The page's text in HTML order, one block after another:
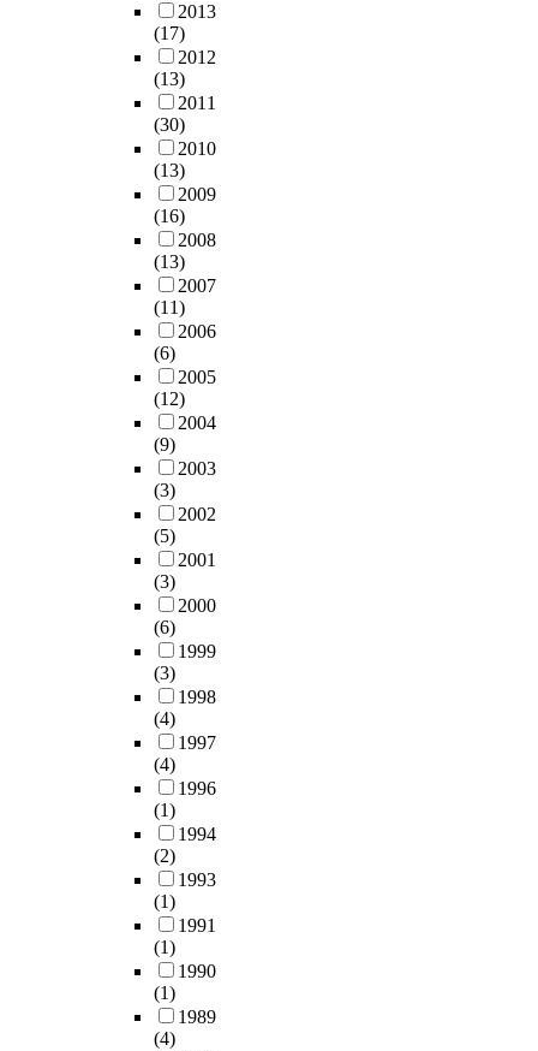
2013
(17)
2012
(13)
2011
(30)
2010
(13)
2009
(16)
2008
(13)
2007
(11)
2006
(6)
2005
(12)
2004
(9)
2003
(3)
2002
(5)
2001
(3)
2000
(6)
1999
(3)
1998
(4)
1997
(4)
1996
(1)
1994
(2)
1993
(1)
1991
(1)
1990
(1)
1989
(4)